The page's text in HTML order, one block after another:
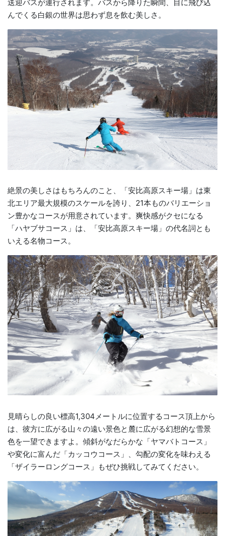
送迎バスが運行されます。バスから降りた瞬間、目に飛び込
んでくる白銀の世界は思わず息を飲む美しさ。
絶景の美しさはもちろんのこと、「安比高原スキー場」は東
北エリア最大規模のスケールを誇り、21本ものバリエーショ
ン豊かなコースが用意されています。爽快感がクセになる
「ハヤブサコース」は、「安比高原スキー場」の代名詞とも
いえる名物コース。
見晴らしの良い標高1,304メートルに位置するコース頂上から
は、彼方に広がる山々の遠い景色と麓に広がる幻想的な雪景
色を一望できますよ。傾斜がなだらかな「ヤマバトコース」
や変化に富んだ「カッコウコース」、勾配の変化を味わえる
「ザイラーロングコース」もぜひ挑戦してみてください。